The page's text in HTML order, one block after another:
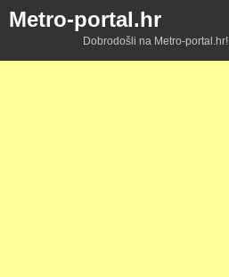
Metro-portal.hr
Dobrodošli na Metro-portal.hr!